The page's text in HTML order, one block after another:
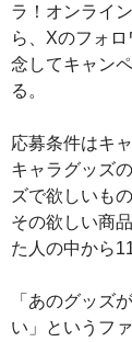
ラ！オンライ
ら、Xのフォ
念してキャン
る。
応募条件はキ
キャラグッズ
ズで欲しいも
その欲しい商
た人の中から
「あのグッズ
い」というフ